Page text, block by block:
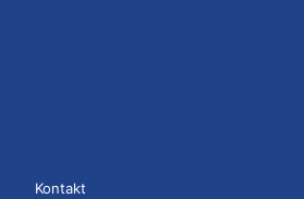
Kontakt